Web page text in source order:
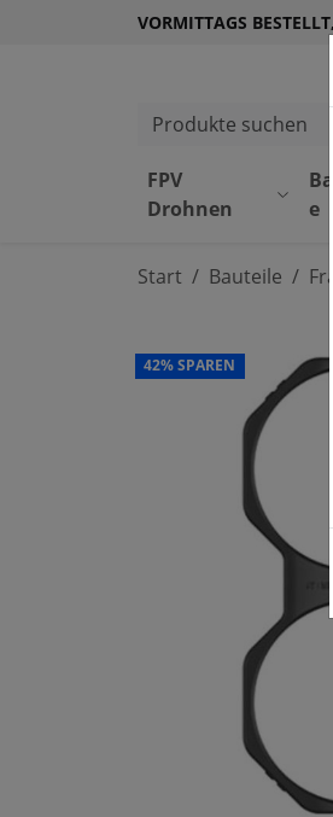
VORMITTAGS
Produkte suchen
FPV
Drohnen
e
Start Bauteile
42% SPAREN